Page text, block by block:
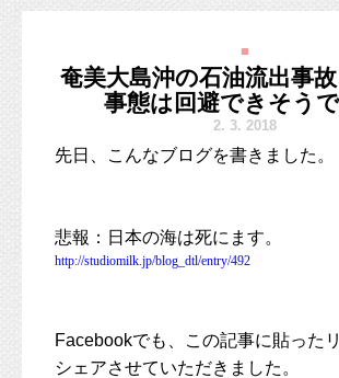
【オプション】
・ご兄弟お支度代おひとり
（スタジオ着物1着、着付け1着、
付き）
＊着付けやヘアメイクがある撮影に
セルや日程変更される場合にキャン
のご依頼があった人数分頂戴いたし
■■■■■■■■■■■■■■■■■■■■■■■■
【マタニティママ応援プラン】
＜プラン内容＞
・レタッチデータ30枚以上
（後日ダウンロード納品）
・衣装２〜３着お着替え可
（無料衣装レンタルあり）
す。
多目的室が空いていれば、
そこであやしてもいいかもしれま
なので、
乗車した段階で、早めに
また、単純に混んでいない日程、
大人は、きっとこどもは
思いっきりぐちゃぐちゃにするに違いない！
と考えると思うのですが、
最初は「何これ？」な反応・・・
実際に歌を聴いてみたいと思って
第一印象としては、
と感じました。
「悲観的な歌詞」という印象は薄れ
た。
■
奄美大島沖の石油流出事
事態は回避できそうで
2. 3. 2018
先日、こんなブログを書きました。
悲報 ：日本の海は死にます。
http://studiomilk.jp/blog_dtl/entry/492
Facebookでも、この記事に貼った
シェアさせていただきました。